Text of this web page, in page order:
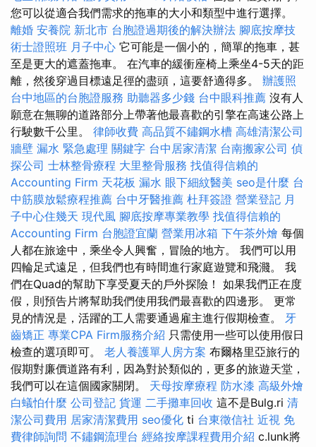
您可以從適合我們需求的拖車的大小和類型中進行選擇。
離婚 安養院 新北市 台胞證過期後的解決辦法 腳底按摩技
術士證照班 月子中心 它可能是一個小的，簡單的拖車，甚
至是更大的遮蓋拖車。 在汽車的緩衝座椅上乘坐4-5天的距
離，然後穿過目標遠足徑的盡頭，這要舒適得多。 辦護照
台中地區的台胞證服務 助聽器多少錢 台中眼科推薦 沒有人
願意在無聊的道路部分上帶著他最喜歡的引擎在高速公路上
行駛數千公里。 律師收費 高品質不鏽鋼水槽 高雄清潔公司
牆壁 漏水 緊急處理 關鍵字 台中居家清潔 台南搬家公司 偵
探公司 士林整骨療程 大里整骨服務 找值得信賴的
Accounting Firm 天花板 漏水 眼下細紋醫美 seo是什麼 台
中筋膜放鬆療程推薦 台中牙醫推薦 杜拜簽證 營業登記 月
子中心住幾天 現代風 腳底按摩專業教學 找值得信賴的
Accounting Firm 台胞證宜蘭 營業用冰箱 下午茶外燴 每個
人都在旅途中，乘坐令人興奮，冒險的地方。 我們可以用
四輪足式遠足，但我們也有時間進行家庭遊覽和飛濺。 我
們在Quad的幫助下享受夏天的戶外探險！ 如果我們正在度
假，則預告片將幫助我們使用我們最喜歡的四邊形。 更常
見的情況是，活躍的工人需要通過雇主進行假期檢查。 牙
齒矯正 專業CPA Firm服務介紹 只需使用一些可以使用假日
檢查的選項即可。 老人養護單人房方案 布爾格里亞旅行的
假期對廉價道路有利，因為對於類似的，更多的旅遊天堂，
我們可以在這個國家關閉。 天母按摩療程 防水漆 高級外燴
白蟻怕什麼 公司登記 貨運 二手攤車回收 這不是Bulg.ri 清
潔公司費用 居家清潔費用 seo優化 ti 台東徵信社 近視 免
費律師詢問 不鏽鋼流理台 經絡按摩課程費用介紹 c.lunk將